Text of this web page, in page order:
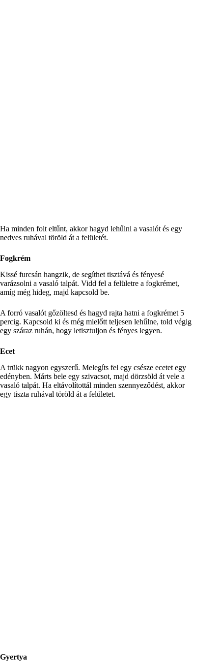
Ha minden folt eltűnt, akkor hagyd lehűlni a vasalót és egy
nedves ruhával töröld át a felületét.
Fogkrém
Kissé furcsán hangzik, de segíthet tisztává és fényesé
varázsolni a vasaló talpát. Vidd fel a felületre a fogkrémet,
amíg még hideg, majd kapcsold be.
A forró vasalót gőzöltesd és hagyd rajta hatni a fogkrémet 5
percig. Kapcsold ki és még mielőtt teljesen lehűlne, told végig
egy száraz ruhán, hogy letisztuljon és fényes legyen.
Ecet
A trükk nagyon egyszerű. Melegíts fel egy csésze ecetet egy
edényben. Márts bele egy szivacsot, majd dörzsöld át vele a
vasaló talpát. Ha eltávolítottál minden szennyeződést, akkor
egy tiszta ruhával töröld át a felületet.
Gyertya